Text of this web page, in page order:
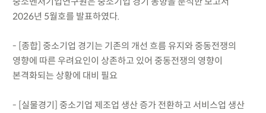
2026년 5월호를 발표하였다.
- [종합] 중소기업 경기는 기존의 개선 흐름 유지와 중동전쟁의
영향에 따른 우려요인이 상존하고 있어 중동전쟁의 영향이
본격화되는 상황에 대비 필요
- [실물경기] 중소기업 제조업 생산 증가 전환하고 서비스업 생산